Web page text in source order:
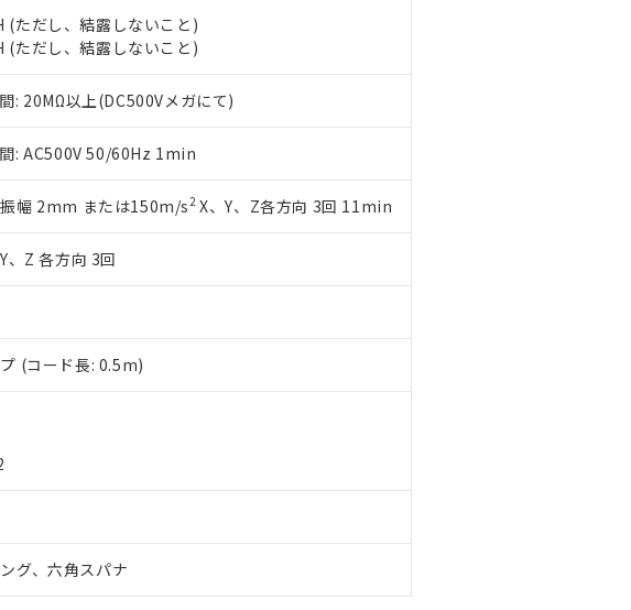
(ただし、結露しないこと)
(ただし、結露しないこと)
: 20MΩ以上(DC500Vメガにて)
: AC500V 50/60Hz 1min
幅 2mm または150m/s2X、Y、Z各方向 3回 11min
、Z 各方向 3回
(コード長: 0.5m)
グ、六角スパナ
用者とは、"個人情報の共同利用に関して"
します。
をダウンロードすることができます。
物質）の非含有証明書
書（当社基準）
時点で非含有を証明するもので、過去に遡って非含有を証明するものではありません。
フタル酸エステル類４物質の対応では、対応完了までの期間は出荷製品に未対応品が
考欄に対応日を記載しておりました。
への在庫切替を完了していることから、特段のことがない限り、2022年1月12日よ
。